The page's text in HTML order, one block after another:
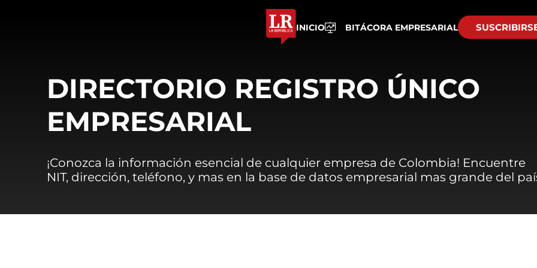
INICIO BITÁCORA EMPRESARIAL
DIRECTORIO REGISTRO ÚNICO
EMPRESARIAL
¡Conozca la información esencial de cualquier empresa de Colombia! Encuentre
NIT, dirección, teléfono, y mas en la base de datos empresarial mas grande del